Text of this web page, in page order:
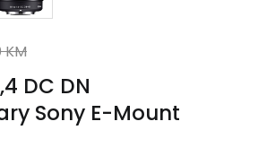
DC DN
Sony E-Mount
KM